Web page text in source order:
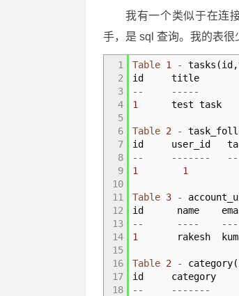
我有一个类似于在连
手，是 sql 查询。我的表很
1
2
3
4
5
6
7
8
9
10
11
12
13
14
15
16
17
18
Table 1 - tasks (id ,
id title
-- -----
1
test
Table 2 -
id user_id
-- -------
1
1
Table 3 -
id name
-- ----
1
rakesh
Table 2 - category(
id category
-- -------